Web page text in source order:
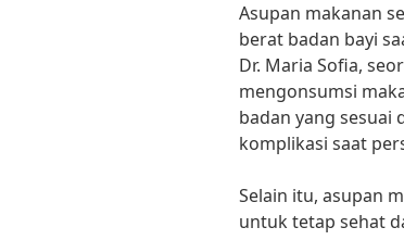
Asupan makanan
berat badan bayi
Dr. Maria Sofia,
mengonsumsi
badan yang sesuai
komplikasi saat
Selain itu, asupan
untuk tetap sehat